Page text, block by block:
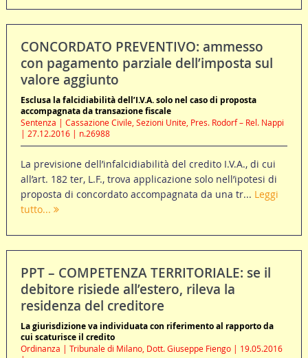
CONCORDATO PREVENTIVO: ammesso
con pagamento parziale dell’imposta sul
valore aggiunto
Esclusa la falcidiabilità dell’I.V.A. solo nel caso di proposta
accompagnata da transazione fiscale
Sentenza | Cassazione Civile, Sezioni Unite, Pres. Rodorf – Rel. Nappi
| 27.12.2016 | n.26988
La previsione dell’infalcidiabilità del credito I.V.A., di cui
all’art. 182 ter, L.F., trova applicazione solo nell’ipotesi di
proposta di concordato accompagnata da una tr... Leggi
tutto...
PPT – COMPETENZA TERRITORIALE: se il
debitore risiede all’estero, rileva la
residenza del creditore
La giurisdizione va individuata con riferimento al rapporto da
cui scaturisce il credito
Ordinanza | Tribunale di Milano, Dott. Giuseppe Fiengo | 19.05.2016